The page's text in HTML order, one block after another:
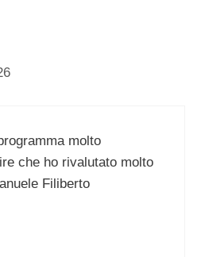
molto
che ho rivalutato molto
Filiberto